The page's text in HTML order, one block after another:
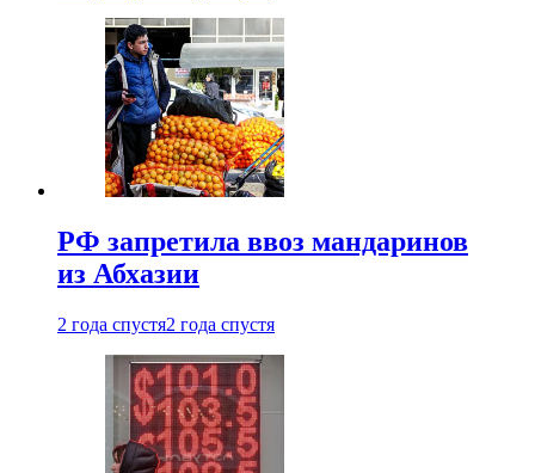
РФ запретила ввоз мандаринов
из Абхазии
2 года спустя2 года спустя